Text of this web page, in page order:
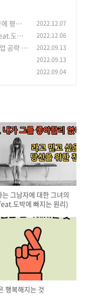
평화는
2022.12.07
도박
2022.12.06
공략 2022.09.13
2022.09.13
2022.09.04
는 그남자에 대한 그녀의
도박에 빠지는 원리)
행복해지는 것